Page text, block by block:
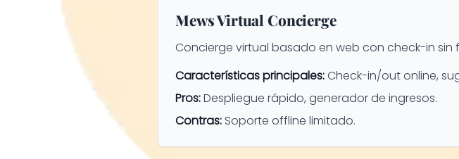
Mews Virtual Concierge
Concierge virtual basado en web con check-in
Características principales:Check-in/out online,
Pros:Despliegue rápido, generador de ingresos.
Contras: Soporte offline limitado.